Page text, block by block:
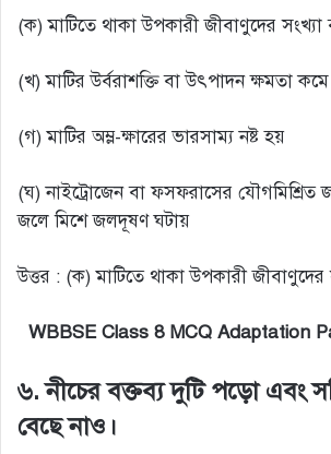
(ক) মাটিতে থাকা উপকারী জীবাণুদের সংখ্যা
(খ) মাটির উর্বরাশক্তি বা উৎপাদন ক্ষমতা
(গ) মাটির অম্ল-ক্ষারের ভারসাম্য নষ্ট হয়
(ঘ) নাইট্রোজেন বা ফসফরাসের যৌগমিশ্রিত
জলে মিশে জলদূষণ ঘটায়
উত্তর : (ক) মাটিতে থাকা উপকারী জীবাণুদের
WBBSE Class 8 MCQ Adaptation
৬. নীচের বক্তব্য দুটি পড়ো এবং
বেছে নাও।